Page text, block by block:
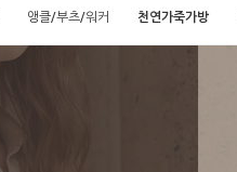
앵클/부츠/워커 천연가죽가방